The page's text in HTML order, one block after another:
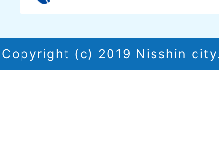
Copyright (c) 2019 Nisshin